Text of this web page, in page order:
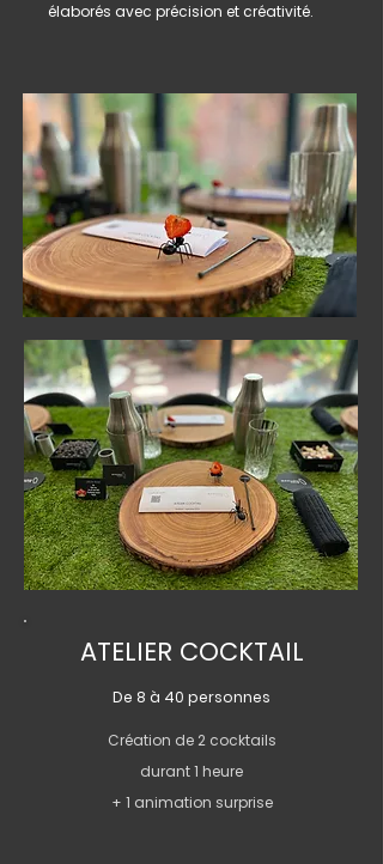
élaborés avec précision et créativité.
ATELIER COCKTAIL
De 8 à 40 personnes
Création de 2 cocktails
durant 1 heure
+ 1 animation surprise